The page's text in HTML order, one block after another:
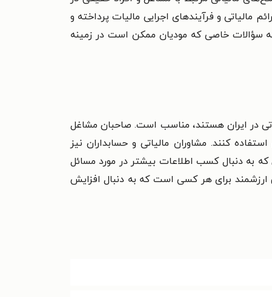
مالیاتی و فرآیندهای اجرایی مالیات پرداخته و
سؤالات خاصی که مودیان ممکن است در زمینه
در ایران هستند، مناسب است. صاحبان مشاغل
کنند. مشاوران مالیاتی و حسابداران نیز
که به دنبال کسب اطلاعات بیشتر در مورد مسائل
ارزشمند برای هر کسی است که به دنبال افزایش